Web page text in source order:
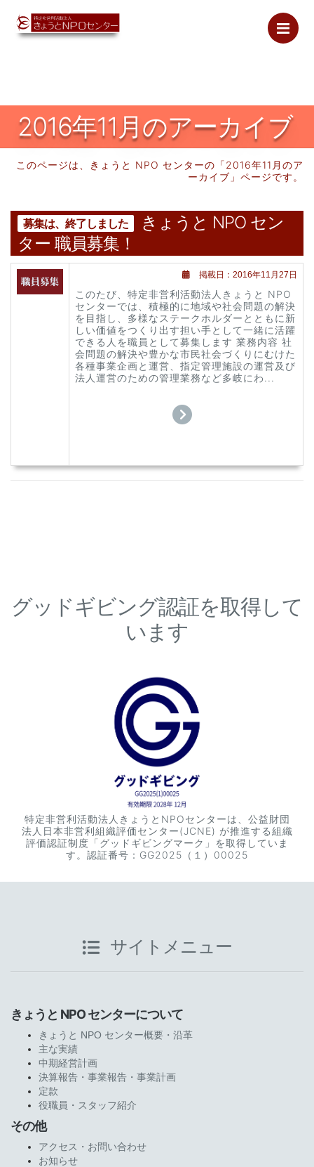
2016年11月のアーカイブ
このページは、きょうと NPO センターの「2016年11月のア
ーカイブ」ページです。
募集は、終了しました
きょうと NPO セン
ター 職員募集！
掲載日：2016年11月27日
このたび、特定非営利活動法人きょうと NPO
センターでは、積極的に地域や社会問題の解決
を目指し、多様なステークホルダーとともに新
しい価値をつくり出す担い手として一緒に活躍
できる人を職員として募集します 業務内容 社
会問題の解決や豊かな市民社会づくりにむけた
各種事業企画と運営、指定管理施設の運営及び
法人運営のための管理業務など多岐にわ...
グッドギビング認証を取得して
います
特定非営利活動法人きょうとNPOセンターは、公益財団
法人日本非営利組織評価センター(JCNE) が推進する組織
評価認証制度「グッドギビングマーク」を取得していま
す。認証番号：GG2025（１）00025
サイトメニュー
きょうと NPO センターについて
きょうと NPO センター概要・沿革
主な実績
中期経営計画
決算報告・事業報告・事業計画
定款
役職員・スタッフ紹介
その他
アクセス・お問い合わせ
お知らせ